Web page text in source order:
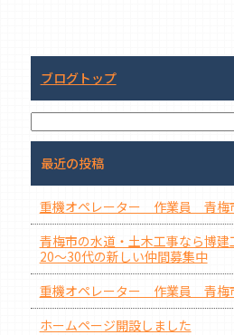
ブログトップ
最近の投稿
重機オペレーター 作業員 青
青梅市の水道・土木工事なら博建
20〜30代の新しい仲間募集中
重機オペレーター 作業員 青
ホームページ開設しました